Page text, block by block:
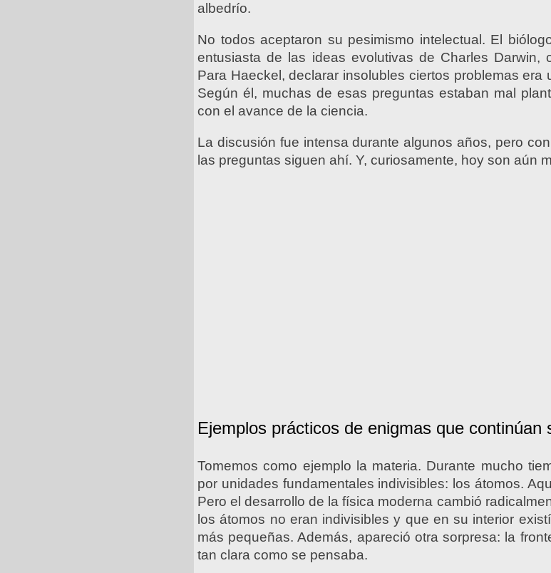
albedrío.
No todos aceptaron su pesimismo intelectual. El
entusiasta de las ideas evolutivas de Charles Darwin,
Para Haeckel, declarar insolubles ciertos problemas era
Según él, muchas de esas preguntas estaban mal
con el avance de la ciencia.
La discusión fue intensa durante algunos años, pero
las preguntas siguen ahí. Y, curiosamente, hoy son aún
Ejemplos prácticos de enigmas que continúan
Tomemos como ejemplo la materia. Durante mucho
por unidades fundamentales indivisibles: los átomos.
Pero el desarrollo de la física moderna cambió
los átomos no eran indivisibles y que en su interior
más pequeñas. Además, apareció otra sorpresa: la
tan clara como se pensaba.